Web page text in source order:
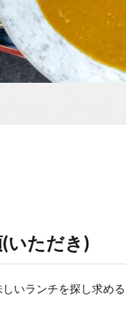
いただき)
いランチを探し求める